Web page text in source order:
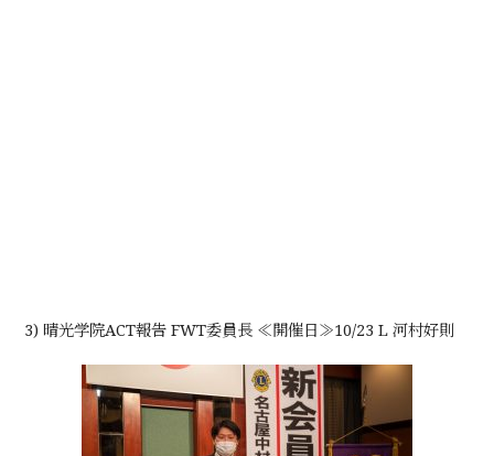
3) 晴光学院ACT報告 FWT委員長 ≪開催日≫10/23 L 河村好則